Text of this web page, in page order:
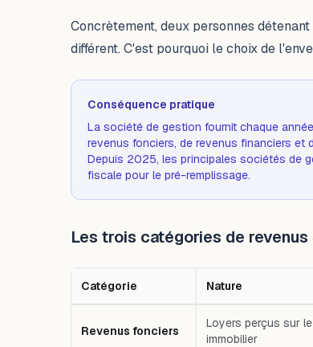
Concrètement, deux personnes
différent. C'est pourquoi le choix de
Conséquence pratique
La société de gestion fournit chaque
revenus fonciers, de revenus financiers et
Depuis 2025, les principales sociétés de
fiscale pour le pré-remplissage.
Les trois catégories de revenus
Catégorie Nature
Revenus fonciers
Loyers perçus sur
immobilier